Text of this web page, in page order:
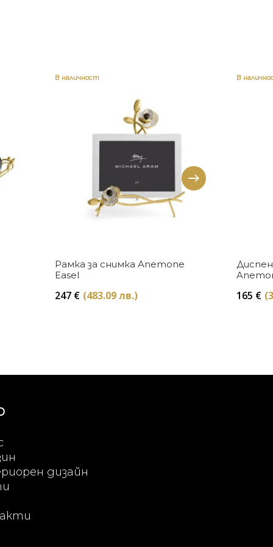
В наличност
Купи
Рамка за снимка Anemone
Easel
247 € (483.09 лв.)
В
165 €
дизайн